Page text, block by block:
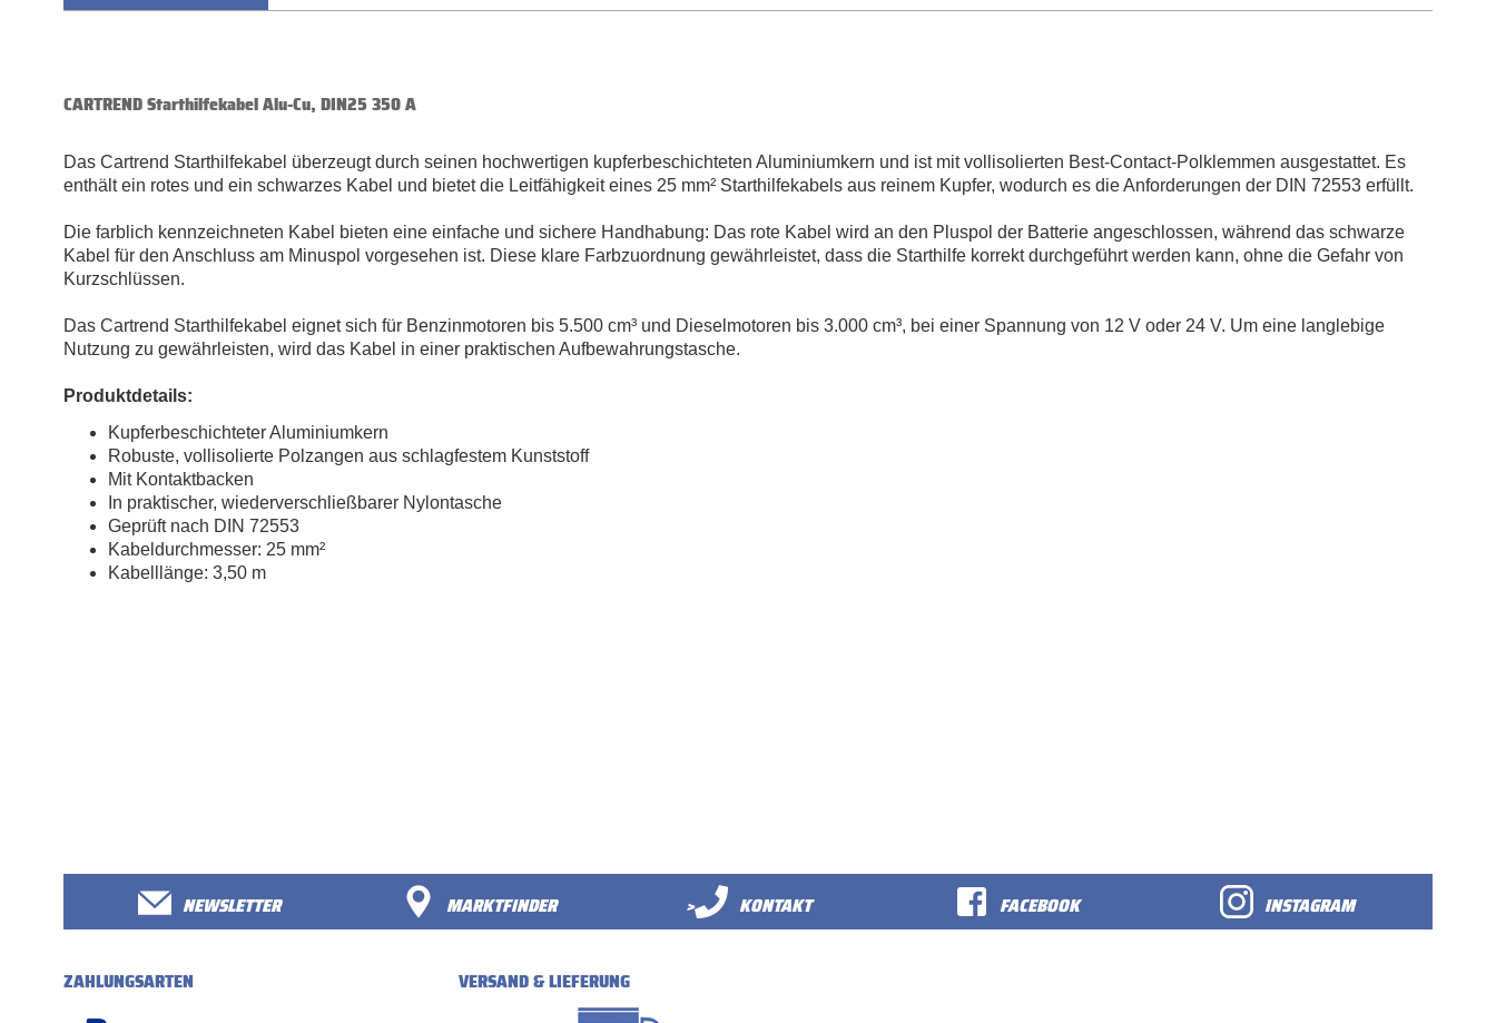
CARTREND Starthilfekabel Alu-Cu, DIN25 350 A
Das Cartrend Starthilfekabel überzeugt durch seinen hochwertigen kupferbeschichteten Aluminiumkern und ist mit vollisolierten Best-Contact-Polklemmen ausgestattet. Es
enthält ein rotes und ein schwarzes Kabel und bietet die Leitfähigkeit eines 25 mm² Starthilfekabels aus reinem Kupfer, wodurch es die Anforderungen der DIN 72553 erfüllt.
Die farblich kennzeichneten Kabel bieten eine einfache und sichere Handhabung: Das rote Kabel wird an den Pluspol der Batterie angeschlossen, während das schwarze
Kabel für den Anschluss am Minuspol vorgesehen ist. Diese klare Farbzuordnung gewährleistet, dass die Starthilfe korrekt durchgeführt werden kann, ohne die Gefahr von
Kurzschlüssen.
Das Cartrend Starthilfekabel eignet sich für Benzinmotoren bis 5.500 cm³ und Dieselmotoren bis 3.000 cm³, bei einer Spannung von 12 V oder 24 V. Um eine langlebige
Nutzung zu gewährleisten, wird das Kabel in einer praktischen Aufbewahrungstasche.
Produktdetails:
Kupferbeschichteter Aluminiumkern
Robuste, vollisolierte Polzangen aus schlagfestem Kunststoff
Mit Kontaktbacken
In praktischer, wiederverschließbarer Nylontasche
Geprüft nach DIN 72553
Kabeldurchmesser: 25 mm²
Kabelllänge: 3,50 m
NEWSLETTER MARKTFINDER > KONTAKT FACEBOOK INSTAGRAM
ZAHLUNGSARTEN VERSAND & LIEFERUNG